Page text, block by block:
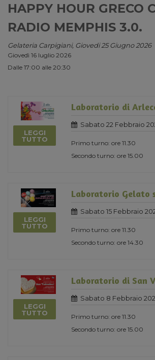
HAPPY HOUR GRECO
RADIO MEMPHIS 3.0.
Gelateria Carpigiani, Giovedi 25 Giugno 2026
Giovedì 16 luglio 2026
Dalle 17:00 alle 20:30
LEGGI
TUTTO
Laboratorio di
Sabato 22 Febbraio
Primo turno: ore 11.30
Secondo turno: ore 15.00
LEGGI
TUTTO
Laboratorio Gelato
Sabato 15 Febbraio
Primo turno: ore 11.30
Secondo turno: ore 14.30
LEGGI
TUTTO
Laboratorio di San
Sabato 8 Febbraio
Primo turno: ore 11.30
Secondo turno: ore 15.00